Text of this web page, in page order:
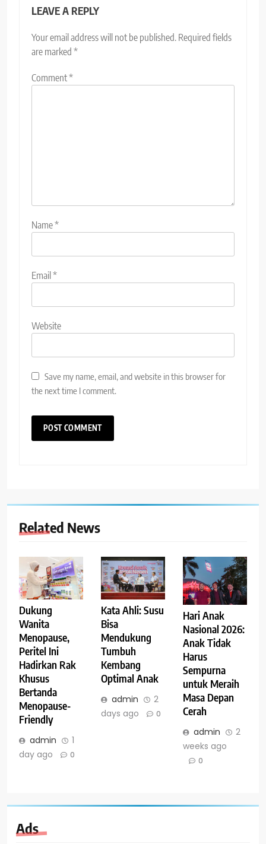
LEAVE A REPLY
Your email address will not be published. Required fields
are marked *
Comment*
Name*
Email *
Website
Save my name, email, and website in this browser for
the next time I comment.
Related News
Dukung
Wanita
Menopause,
Peritel Ini
Hadirkan Rak
Khusus
Bertanda
Menopause-
Friendly
admin
1
day ago
0
Kata Ahli: Susu
Bisa
Mendukung
Tumbuh
Kembang
Optimal Anak
admin
2
days ago
0
Hari Anak
Nasional 2026:
Anak Tidak
Harus
Sempurna
untuk Meraih
Masa Depan
Cerah
admin
2
weeks ago
0
Ads